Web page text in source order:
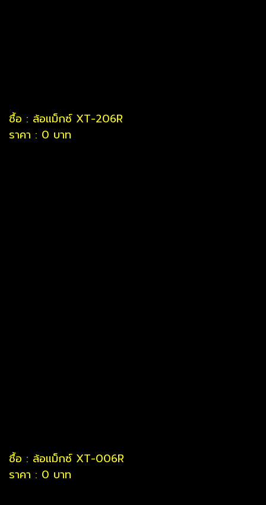
ชื้อ : ล้อแม็กซ์ XT-206R
ราคา : 0 บาท
ชื้อ : ล้อแม็กซ์ XT-006R
ราคา : 0 บาท